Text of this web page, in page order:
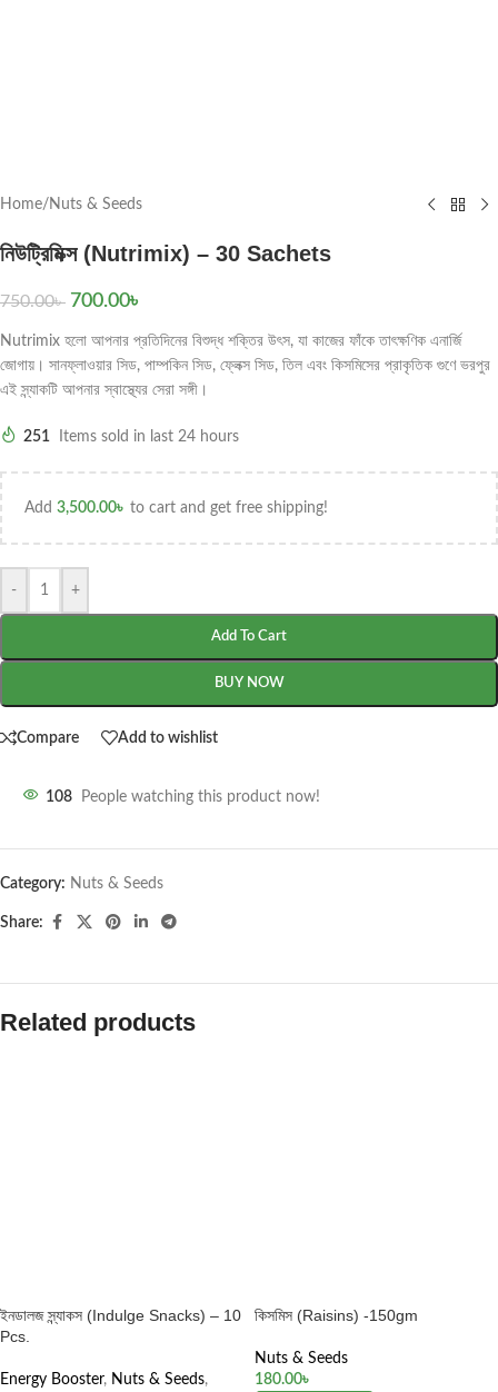
Home/ Nuts & Seeds
নিউট্রিমিক্স (Nutrimix) – 30 Sachets
750.00৳ 700.00৳
Nutrimix হলো আপনার প্রতিদিনের বিশুদ্ধ শক্তির উৎস, যা কাজের ফাঁকে তাৎক্ষণিক এনার্জি
জোগায়। সানফ্লাওয়ার সিড, পাম্পকিন সিড, ফ্লেক্স সিড, তিল এবং কিসমিসের প্রাকৃতিক গুণে ভরপুর
এই স্ন্যাকটি আপনার স্বাস্থ্যের সেরা সঙ্গী।
251 Items sold in last 24 hours
Add 3,500.00৳ to cart and get free shipping!
- +
Add To Cart
BUY NOW
Compare Add to wishlist
108 People watching this product now!
Category: Nuts & Seeds
Share:
Related products
ইনডালজ স্ন্যাকস (Indulge Snacks) – 10
Pcs.
Energy Booster, Nuts & Seeds,
কিসমিস (Raisins) -150gm
Nuts & Seeds
180.00৳